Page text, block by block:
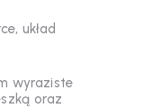
układ
wyraziste
oraz